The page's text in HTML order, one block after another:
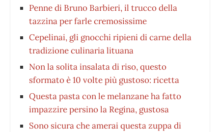
Penne di Bruno Barbieri, il trucco della
tazzina per farle cremosissime
Cepelinai, gli gnocchi ripieni di carne della
tradizione culinaria lituana
Non la solita insalata di riso, questo
sformato è 10 volte più gustoso: ricetta
Questa pasta con le melanzane ha fatto
impazzire persino la Regina, gustosa
Sono sicura che amerai questa zuppa di